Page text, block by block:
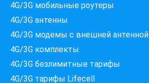
4G/3G мобильные роутеры
4G/3G антенны
4G/3G модемы c внешней антенной
4G/3G комплекты
4G/3G безлимитные тарифы
4G/3G тарифы LifecellЯкі провайдери працюють